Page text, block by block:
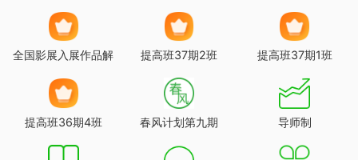
全国影展入展作品解
提高班37期2班 提高班37期1班
提高班36期4班 春风计划第九期 导师制